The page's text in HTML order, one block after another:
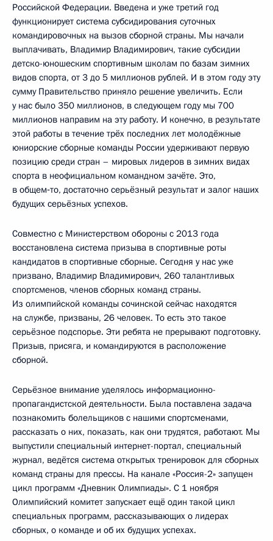
Российской Федерации. Введена и уже третий год
функционирует система субсидирования суточных
командировочных на вызов сборной страны. Мы начали
выплачивать, Владимир Владимирович, такие субсидии
детско-юношеским спортивным школам по базам зимних
видов спорта, от 3 до 5 миллионов рублей. И в этом году эту
сумму Правительство приняло решение увеличить. Если
у нас было 350 миллионов, в следующем году мы 700
миллионов направим на эту работу. И конечно, в результате
этой работы в течение трёх последних лет молодёжные
юниорские сборные команды России удерживают первую
позицию среди стран – мировых лидеров в зимних видах
спорта в неофициальном командном зачёте. Это,
в общем‑то, достаточно серьёзный результат и залог наших
будущих серьёзных успехов.
Совместно с Министерством обороны с 2013 года
восстановлена система призыва в спортивные роты
кандидатов в спортивные сборные. Сегодня у нас уже
призвано, Владимир Владимирович, 260 талантливых
спортсменов, членов сборных команд страны.
Из олимпийской команды сочинской сейчас находятся
на службе, призваны, 26 человек. То есть это такое
серьёзное подспорье. Эти ребята не прерывают подготовку.
Призыв, присяга, и командируются в расположение
сборной.
Серьёзное внимание уделялось информационно-
пропагандистской деятельности. Была поставлена задача
познакомить болельщиков с нашими спортсменами,
рассказать о них, показать, как они трудятся, работают. Мы
выпустили специальный интернет-портал, специальный
журнал, ведётся система открытых тренировок для сборных
команд страны для прессы. На канале «Россия-2» запущен
цикл программ «Дневник Олимпиады». С 1 ноября
Олимпийский комитет запускает ещё один такой цикл
специальных программ, рассказывающих о лидерах
сборных, о команде и об их будущих успехах.